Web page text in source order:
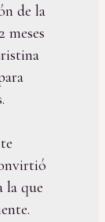
de la
meses
la que